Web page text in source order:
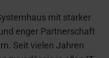
mit starker
enger Partnerschaft
Seit vielen Jahren